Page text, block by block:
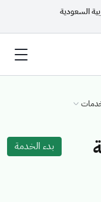
السعودية
بدء الخدمة